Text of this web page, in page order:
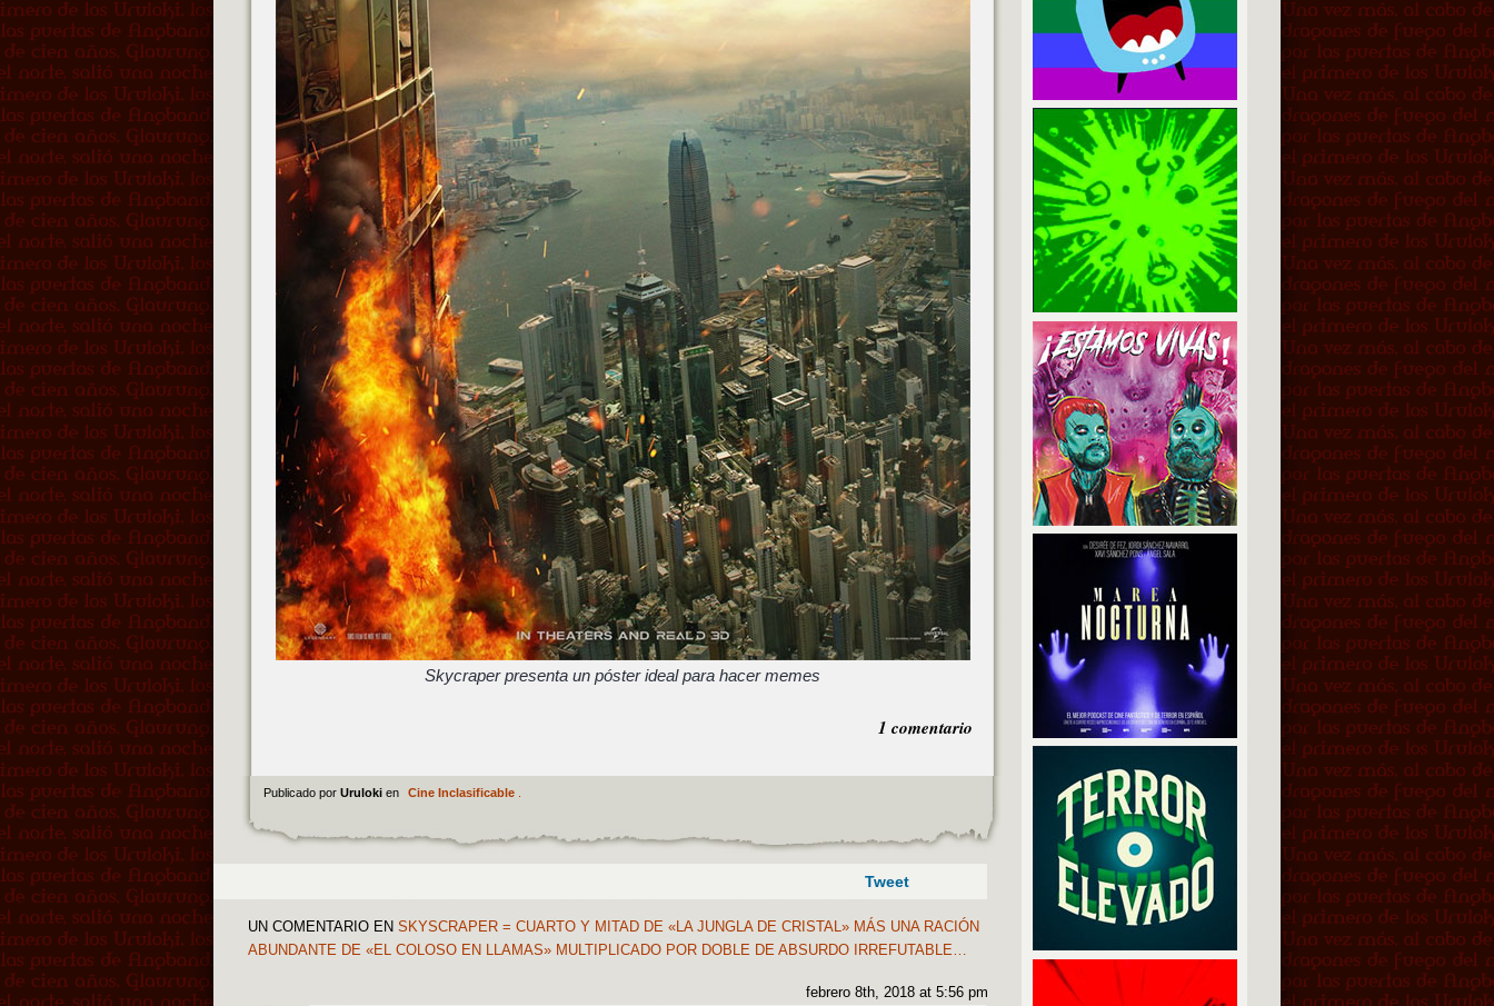
Skycraper presenta un póster ideal para hacer memes
1 comentario
Publicado por Uruloki en Cine Inclasificable.
Tweet
UN COMENTARIO EN SKYSCRAPER = CUARTO Y MITAD DE «LA JUNGLA DE CRISTAL» MÁS UNA RACIÓN
ABUNDANTE DE «EL COLOSO EN LLAMAS» MULTIPLICADO POR DOBLE DE ABSURDO IRREFUTABLE…
febrero 8th, 2018 at 5:56 pm